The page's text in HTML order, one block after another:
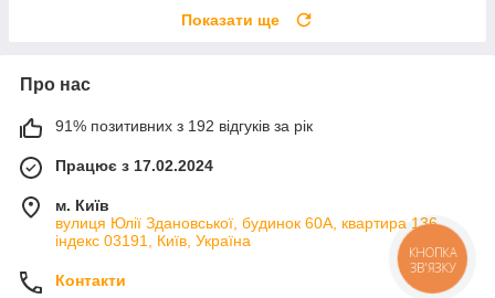
Показати ще
Про нас
91% позитивних з 192 відгуків за рік
Працює з 17.02.2024
м. Київ
вулиця Юлії Здановської, будинок 60А, квартира 136,
індекс 03191, Київ, Україна
Контакти
КНОПКА
ЗВ'ЯЗКУ